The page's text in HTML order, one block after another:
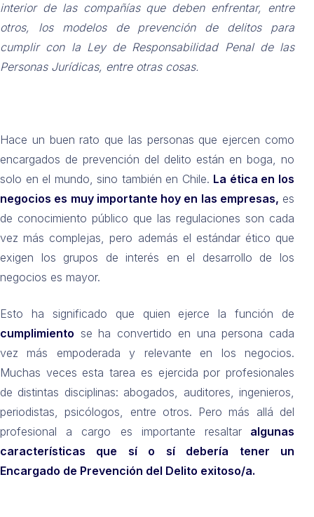
interior de las compañías que deben enfrentar, entre
otros, los modelos de prevención de delitos para
cumplir con la Ley de Responsabilidad Penal de las
Personas Jurídicas, entre otras cosas.
Hace un buen rato que las personas que ejercen como
encargados de prevención del delito están en boga, no
solo en el mundo, sino también en Chile. La ética en los
negocios es muy importante hoy en las empresas, es
de conocimiento público que las regulaciones son cada
vez más complejas, pero además el estándar ético que
exigen los grupos de interés en el desarrollo de los
negocios es mayor.
Esto ha significado que quien ejerce la función de
cumplimiento se ha convertido en una persona cada
vez más empoderada y relevante en los negocios.
Muchas veces esta tarea es ejercida por profesionales
de distintas disciplinas: abogados, auditores, ingenieros,
periodistas, psicólogos, entre otros. Pero más allá del
profesional a cargo es importante resaltaralgunas
características que sí o sí debería tener un
Encargado de Prevención del Delito exitoso/a.